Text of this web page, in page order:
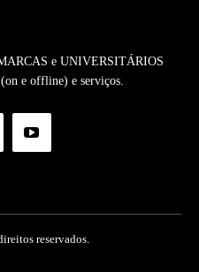
e UNIVERSITÁRIOS
e offline) e serviços.
reservados.